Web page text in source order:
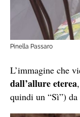
Pinella Passaro
L’immagine che
dall’allure eterea
quindi un “Sì”)